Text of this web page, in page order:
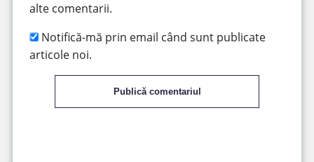
alte comentarii.
Notifică-mă prin email când sunt publicate
articole noi.
Publică comentariul